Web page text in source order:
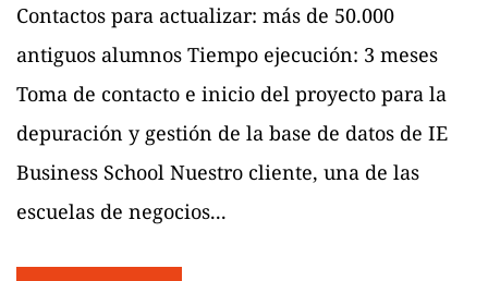
Contactos para actualizar: más de 50.000
antiguos alumnos Tiempo ejecución: 3 meses
Toma de contacto e inicio del proyecto para la
depuración y gestión de la base de datos de IE
Business School Nuestro cliente, una de las
escuelas de negocios...